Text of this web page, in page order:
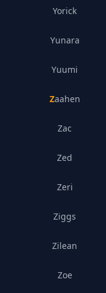
Yorick
Yunara
Yuumi
Zaahen
Zac
Zed
Zeri
Ziggs
Zilean
Zoe